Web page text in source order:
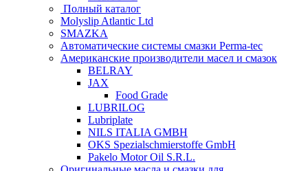
Полный каталог
Molyslip Atlantic Ltd
SMAZKA
Автоматические системы смазки Perma-tec
Американские производители масел и смазок
BELRAY
JAX
Food Grade
LUBRILOG
Lubriplate
NILS ITALIA GMBH
OKS Spezialschmierstoffe GmbH
Pakelo Motor Oil S.R.L.